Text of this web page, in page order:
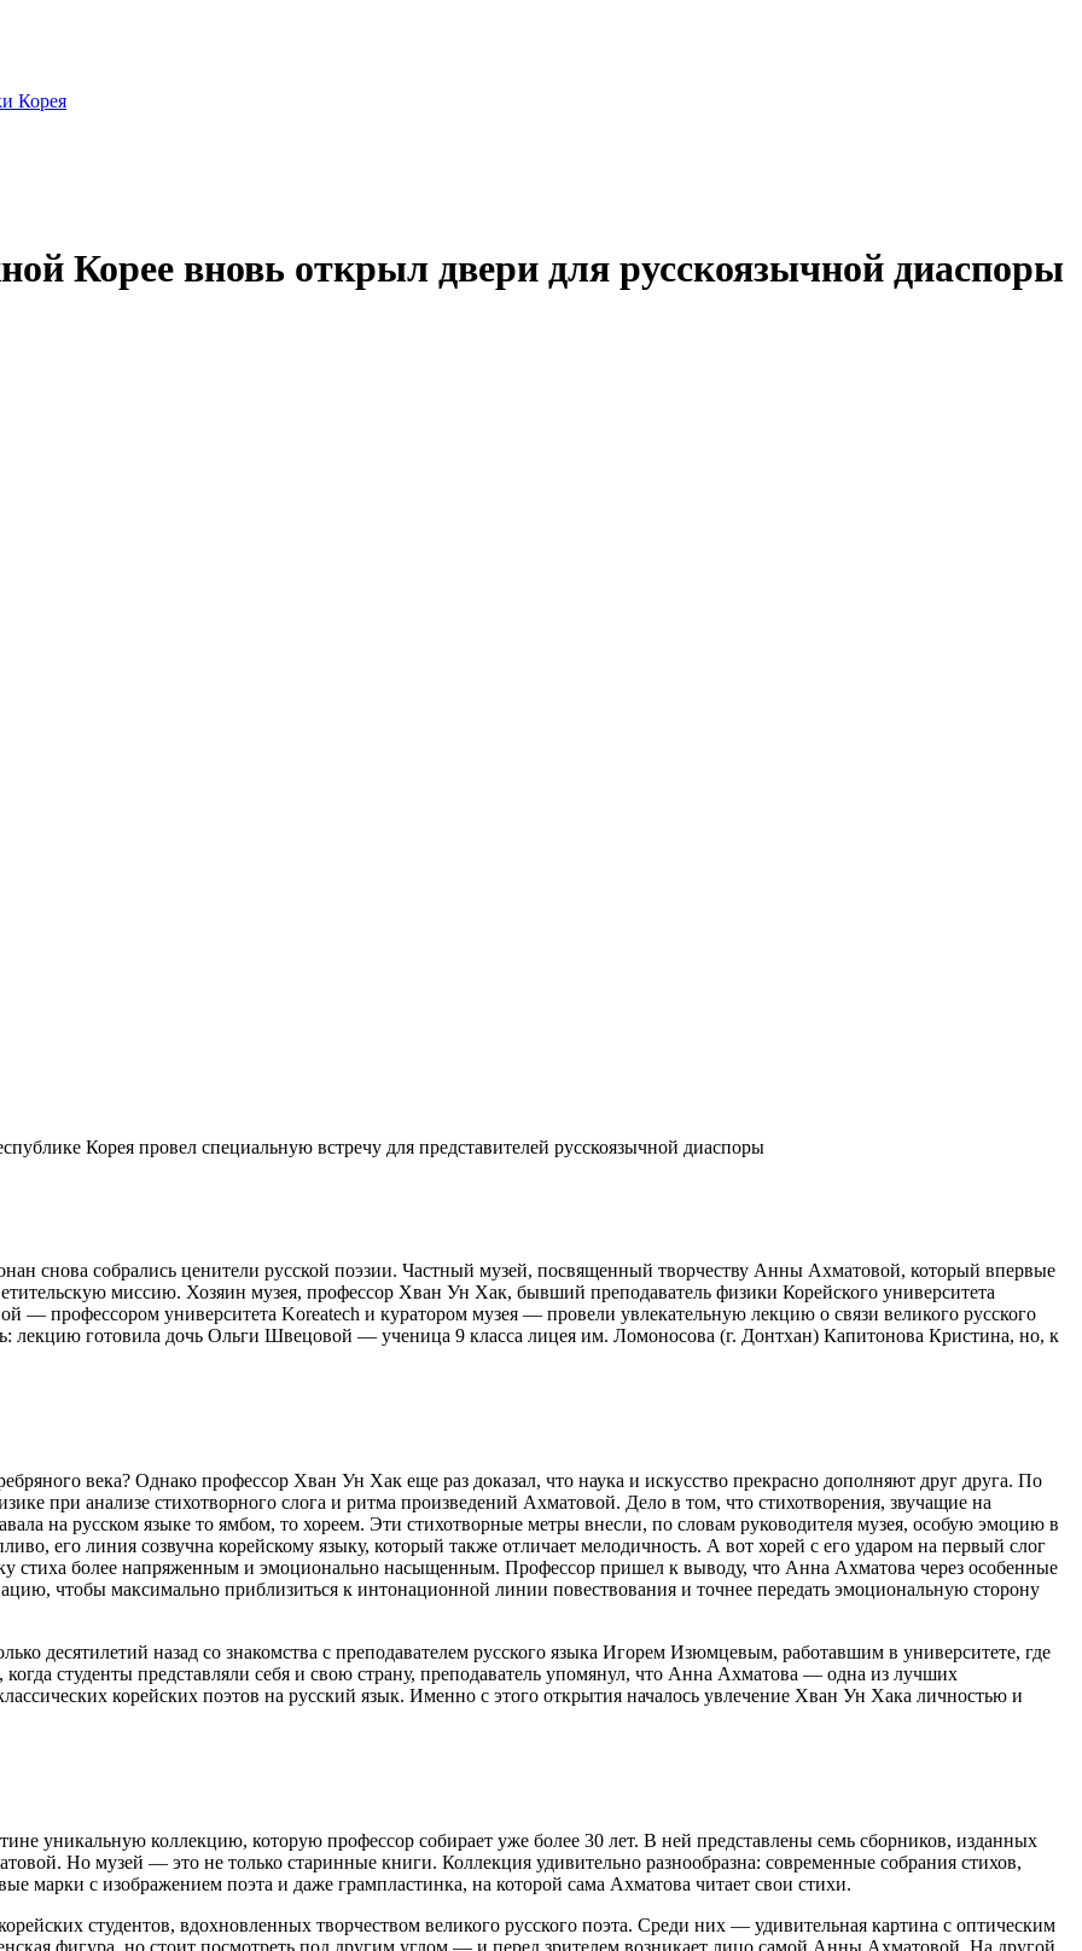
Корея
Корее вновь открыл двери для русскоязычной диаспоры
Корея провел специальную встречу для представителей русскоязычной диаспоры
снова собрались ценители русской поэзии. Частный музей, посвященный творчеству Анны Ахматовой, который впервые
миссию. Хозяин музея, профессор Хван Ун Хак, бывший преподаватель физики Корейского университета
— профессором университета Koreatech и куратором музея — провели увлекательную лекцию о связи великого русского
лекцию готовила дочь Ольги Швецовой — ученица 9 класса лицея им. Ломоносова (г. Донтхан) Капитонова Кристина, но, к
века? Однако профессор Хван Ун Хак еще раз доказал, что наука и искусство прекрасно дополняют друг друга. По
при анализе стихотворного слога и ритма произведений Ахматовой. Дело в том, что стихотворения, звучащие на
на русском языке то ямбом, то хореем. Эти стихотворные метры внесли, по словам руководителя музея, особую эмоцию в
его линия созвучна корейскому языку, который также отличает мелодичность. А вот хорей с его ударом на первый слог
стиха более напряженным и эмоционально насыщенным. Профессор пришел к выводу, что Анна Ахматова через особенные
чтобы максимально приблизиться к интонационной линии повествования и точнее передать эмоциональную сторону
десятилетий назад со знакомства с преподавателем русского языка Игорем Изюмцевым, работавшим в университете, где
студенты представляли себя и свою страну, преподаватель упомянул, что Анна Ахматова — одна из лучших
корейских поэтов на русский язык. Именно с этого открытия началось увлечение Хван Ун Хака личностью и
уникальную коллекцию, которую профессор собирает уже более 30 лет. В ней представлены семь сборников, изданных
Но музей — это не только старинные книги. Коллекция удивительно разнообразна: современные собрания стихов,
марки с изображением поэта и даже грампластинка, на которой сама Ахматова читает свои стихи.
студентов, вдохновленных творчеством великого русского поэта. Среди них — удивительная картина с оптическим
фигура, но стоит посмотреть под другим углом — и перед зрителем возникает лицо самой Анны Ахматовой. На другой